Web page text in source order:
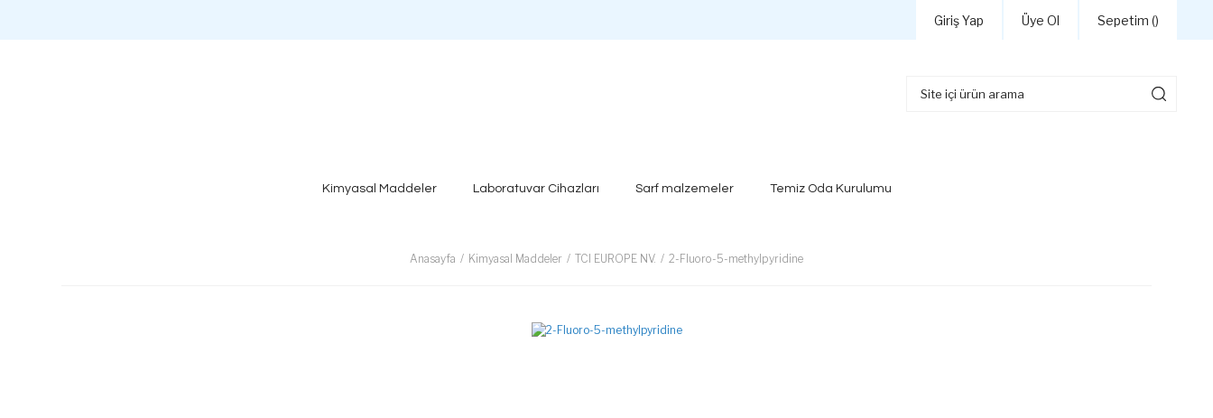
Giriş Yap Üye Ol Sepetim ()
Kimyasal Maddeler Laboratuvar Cihazları Sarf malzemeler Temiz Oda Kurulumu
Anasayfa Kimyasal Maddeler TCI EUROPE NV. 2-Fluoro-5-methylpyridine